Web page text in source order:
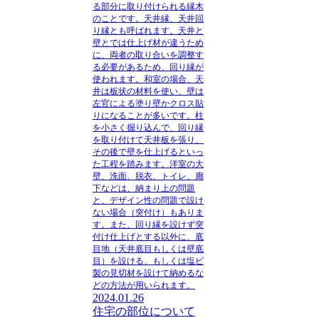
る部分に取り付けられる縁木
のことです。天井縁、天井回
り縁とも呼ばれます。天井と
壁とでは仕上げ材が違うため
に、両者の取り合いを調整す
る必要があるため、回り縁が
使われます。和室の場合、天
井は板状の材料を使い、壁は
左官による塗り壁かクロス貼
りになることが多いです。柱
を小さく掘り込んで、回り縁
を取り付けて天井板を張り、
その後で壁を仕上げるといっ
た工程を踏みます。洋室の大
壁、洗面、脱衣、トイレ、廊
下などは、納まり上の問題
と、デザイン性の問題で設け
ない場合（突付け）もありま
す。また、回り縁を設けず突
付け仕上げとする以外に、底
目地（天井底目もしくは壁底
目）を設ける、もしくは塩ビ
製の見切材を設けて納めるな
どの方法が用いられます。
2024.01.26
住宅の部位について